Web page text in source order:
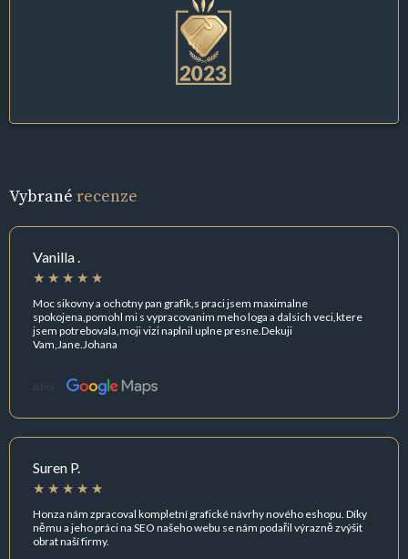
Vybrané recenze
Vanilla .
Moc sikovny a ochotny pan grafik,s praci jsem maximalne
spokojena,pomohl mi s vypracovanim meho loga a dalsich veci,ktere
jsem potrebovala,moji vizi naplnil uplne presne.Dekuji
Vam,Jane.Johana
Zdroj:
Suren P.
Honza nám zpracoval kompletní grafické návrhy nového eshopu. Díky
němu a jeho práci na SEO našeho webu se nám podařil výrazně zvýšit
obrat naší firmy.